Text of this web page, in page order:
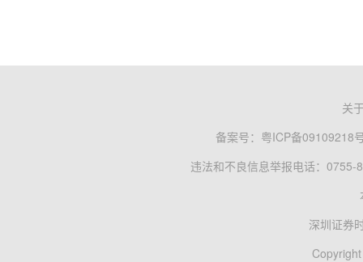
关
备案号： 粤ICP备09109218
违法和不良信息举报电话：0755-
深圳证券